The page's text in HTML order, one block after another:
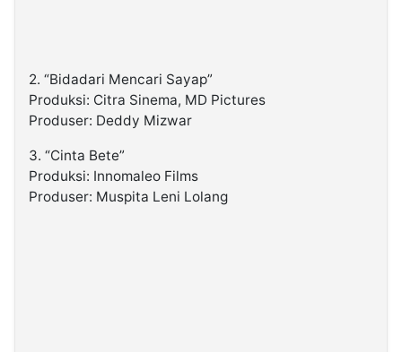
2. “Bidadari Mencari Sayap”
Produksi: Citra Sinema, MD Pictures
Produser: Deddy Mizwar
3. “Cinta Bete”
Produksi: Innomaleo Films
Produser: Muspita Leni Lolang